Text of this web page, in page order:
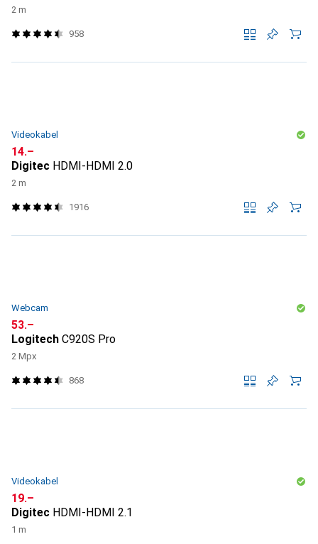
2 m
958
Videokabel
CHF
14.–
Digitec HDMI-HDMI 2.0
2 m
1916
Webcam
CHF
53.–
Logitech C920S Pro
2 Mpx
868
Videokabel
CHF
19.–
Digitec HDMI-HDMI 2.1
1 m